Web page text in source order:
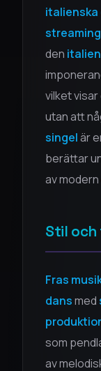
italienska
den
vilket
utan att
singelär
berättar
av modern
Stil och
Fras
dansmed
som
av